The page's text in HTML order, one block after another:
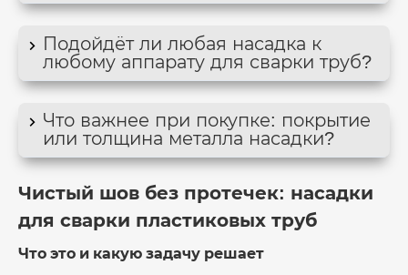
Подойдёт ли любая насадка к
любому аппарату для сварки труб?
Что важнее при покупке: покрытие
или толщина металла насадки?
Чистый шов без протечек: насадки
для сварки пластиковых труб
Что это и какую задачу решает